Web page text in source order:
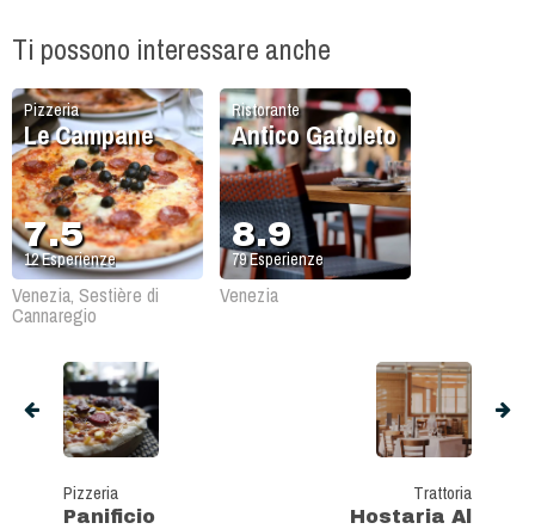
Ti possono interessare anche
Pizzeria
Le Campane
7.5
12Esperienze
Venezia, Sestière di
Cannaregio
Ristorante
Antico Gatoleto
8.9
79Esperienze
Venezia
Pizzeria
Panificio
Trattoria
Hostaria Al